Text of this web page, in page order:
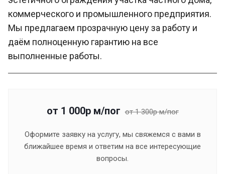
коммерческого и промышленного предприятия.
Мы предлагаем прозрачную цену за работу и
даём полноценную гарантию на все
выполненные работы.
от 1 000р м/пог от 1 300р м/пог
Оформите заявку на услугу, мы свяжемся с вами в
ближайшее время и ответим на все интересующие
вопросы.